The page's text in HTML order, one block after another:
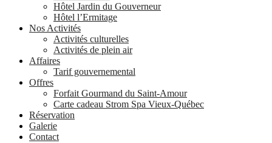
Hôtel Jardin du Gouverneur
Hôtel l’Ermitage
Nos Activités
Activités culturelles
Activités de plein air
Affaires
Tarif gouvernemental
Offres
Forfait Gourmand du Saint-Amour
Carte cadeau Strom Spa Vieux-Québec
Réservation
Galerie
Contact